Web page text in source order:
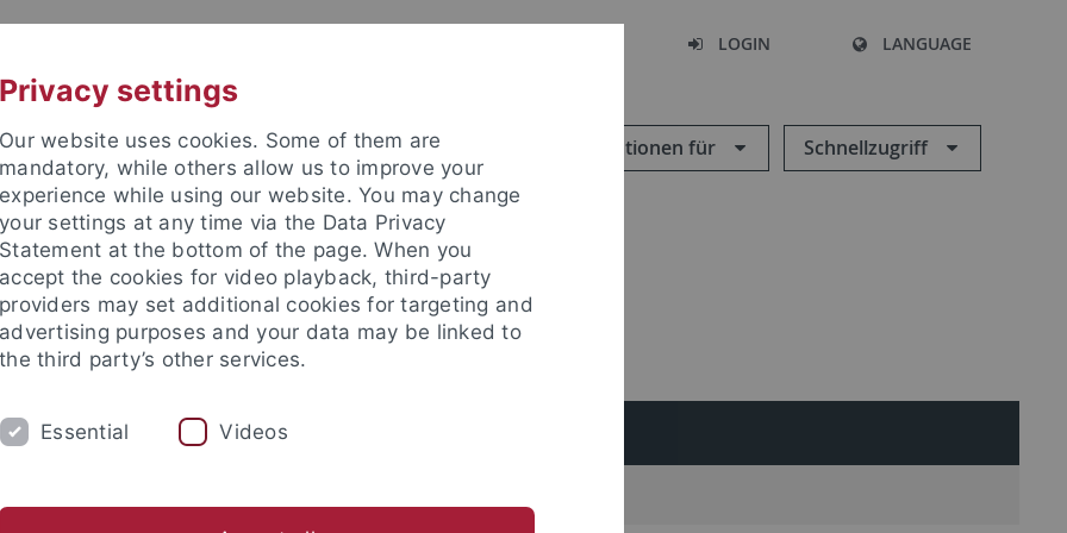
LOGIN LANGUAGE
Informationen für Schnellzugriff
Fakultät
Wirtschaftsdidaktik
FORSCHUNG KONTAKT
Privacy settings
Our website uses cookies. Some of them are
mandatory, while others allow us to improve your
experience while using our website. You may change
your settings at any time via the Data Privacy
Statement at the bottom of the page. When you
accept the cookies for video playback, third-party
providers may set additional cookies for targeting and
advertising purposes and your data may be linked to
the third party’s other services.
Essential Videos